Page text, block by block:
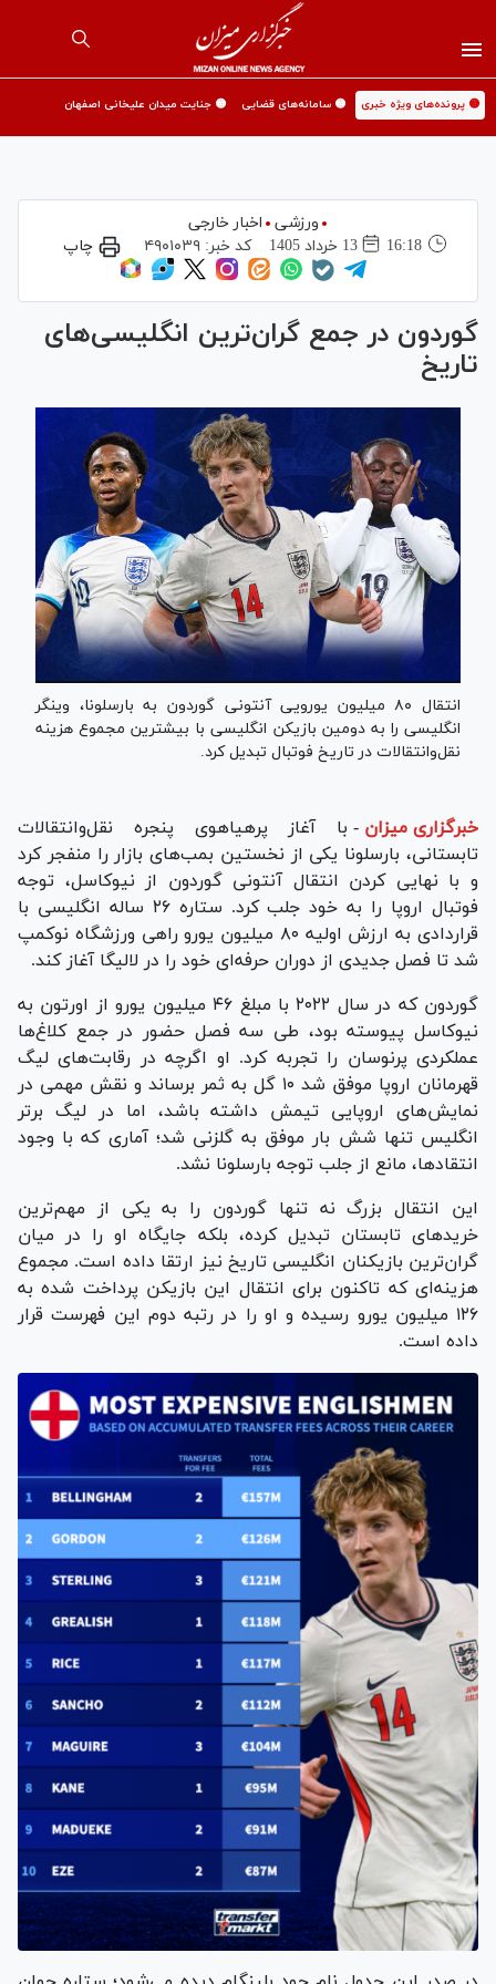
🟡 پرونده‌های ویژه خبری 🟡 سامانه‌های قضایی 🟡 جنایت میدان علیخانی اصفهان
ورزشی
اخبار خارجی
16:18
13 خرداد 1405 کد خبر: ۴۹۰۱۰۳۹ چاپ
گوردون در جمع گران‌ترین انگلیسی‌های
تاریخ
انتقال ۸۰ میلیون یورویی آنتونی گوردون به بارسلونا، وینگر
انگلیسی را به دومین بازیکن انگلیسی با بیشترین مجموع هزینه
نقل‌وانتقالات در تاریخ فوتبال تبدیل کرد.
خبرگزاری میزان - با آغاز پرهیاهوی پنجره نقل‌وانتقالات
تابستانی، بارسلونا یکی از نخستین بمب‌های بازار را منفجر کرد
و با نهایی کردن انتقال آنتونی گوردون از نیوکاسل، توجه
فوتبال اروپا را به خود جلب کرد. ستاره ۲۶ ساله انگلیسی با
قراردادی به ارزش اولیه ۸۰ میلیون یورو راهی ورزشگاه نوکمپ
شد تا فصل جدیدی از دوران حرفه‌ای خود را در لالیگا آغاز کند.
گوردون که در سال ۲۰۲۲ با مبلغ ۴۶ میلیون یورو از اورتون به
نیوکاسل پیوسته بود، طی سه فصل حضور در جمع کلاغ‌ها
عملکردی پرنوسان را تجربه کرد. او اگرچه در رقابت‌های لیگ
قهرمانان اروپا موفق شد ۱۰ گل به ثمر برساند و نقش مهمی در
نمایش‌های اروپایی تیمش داشته باشد، اما در لیگ برتر
انگلیس تنها شش بار موفق به گلزنی شد؛ آماری که با وجود
انتقادها، مانع از جلب توجه بارسلونا نشد.
این انتقال بزرگ نه تنها گوردون را به یکی از مهم‌ترین
خرید‌های تابستان تبدیل کرده، بلکه جایگاه او را در میان
گران‌ترین بازیکنان انگلیسی تاریخ نیز ارتقا داده است. مجموع
هزینه‌ای که تاکنون برای انتقال این بازیکن پرداخت شده به
۱۲۶ میلیون یورو رسیده و او را در رتبه دوم این فهرست قرار
داده است.